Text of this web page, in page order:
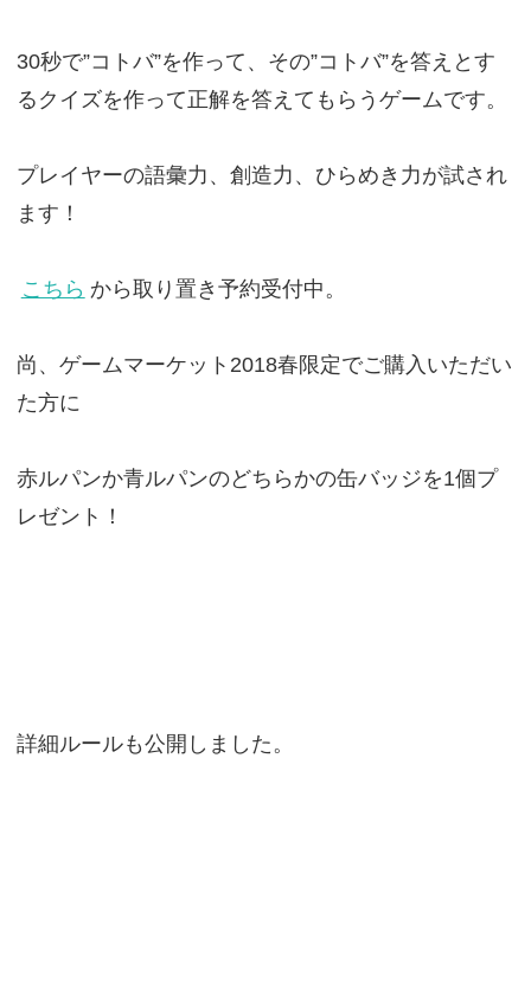
30秒で”コトバ”を作って、その”コトバ”を答えとす
るクイズを作って正解を答えてもらうゲームです。
プレイヤーの語彙力、創造力、ひらめき力が試され
ます！
こちら から取り置き予約受付中。
尚、ゲームマーケット2018春限定でご購入いただい
た方に
赤ルパンか青ルパンのどちらかの缶バッジを1個プ
レゼント！
詳細ルールも公開しました。